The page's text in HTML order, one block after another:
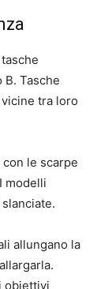
Tasche
tra loro
con le scarpe
modelli
allungano la
obiettivi